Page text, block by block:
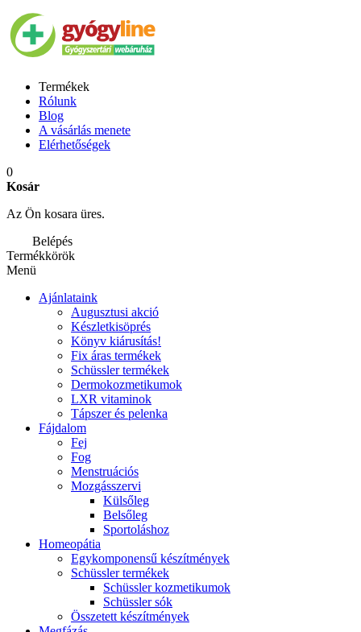
Termékek
Rólunk
Blog
A vásárlás menete
Elérhetőségek
0
Kosár
Az Ön kosara üres.
Belépés
Termékkörök
Menü
Ajánlataink
Augusztusi akció
Készletkisöprés
Könyv kiárusítás!
Fix áras termékek
Schüssler termékek
Dermokozmetikumok
LXR vitaminok
Tápszer és pelenka
Fájdalom
Fej
Fog
Menstruációs
Mozgásszervi
Külsőleg
Belsőleg
Sportoláshoz
Homeopátia
Egykomponensű készítmények
Schüssler termékek
Schüssler kozmetikumok
Schüssler sók
Összetett készítmények